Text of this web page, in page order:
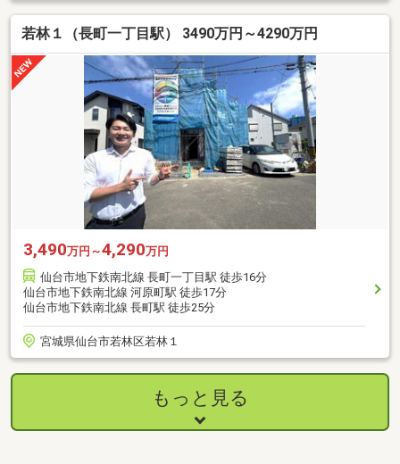
若林１（長町一丁目駅） 3490万円～4290万円
3,490万円～4,290万円
仙台市地下鉄南北線 長町一丁目駅 徒歩16分
仙台市地下鉄南北線 河原町駅 徒歩17分
仙台市地下鉄南北線 長町駅 徒歩25分
宮城県仙台市若林区若林１
もっと見る